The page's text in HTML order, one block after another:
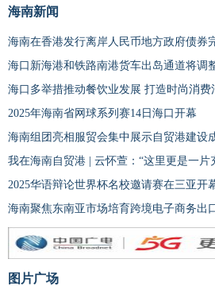
海南新闻
海南在香港发行离岸人民币地方政府债券
海口新海港和铁路南港货车出岛通道将调
海口多举措推动餐饮业发展 打造时尚消费
2025年海南省网球系列赛14日海口开幕
海南组团亮相服贸会集中展示自贸港建设
我在海南自贸港 | 云怀萱：“这里更是一片
2025华语辩论世界杯名校邀请赛在三亚开
海南聚焦东南亚市场培育跨境电子商务出
图片广场